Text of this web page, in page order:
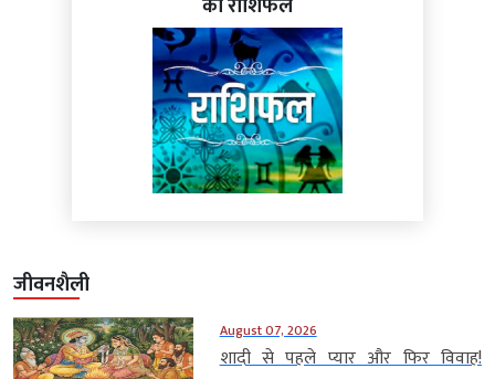
का राशिफल
जीवनशैली
August 07, 2026
शादी से पहले प्यार और फिर विवाह!